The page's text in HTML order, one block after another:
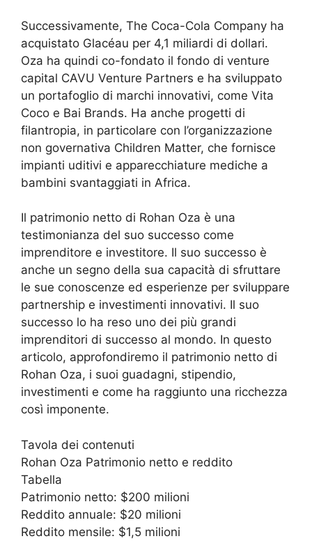
Successivamente, The Coca-Cola Company ha
acquistato Glacéau per 4,1 miliardi di dollari.
Oza ha quindi co-fondato il fondo di venture
capital CAVU Venture Partners e ha sviluppato
un portafoglio di marchi innovativi, come Vita
Coco e Bai Brands. Ha anche progetti di
filantropia, in particolare con l’organizzazione
non governativa Children Matter, che fornisce
impianti uditivi e apparecchiature mediche a
bambini svantaggiati in Africa.
Il patrimonio netto di Rohan Oza è una
testimonianza del suo successo come
imprenditore e investitore. Il suo successo è
anche un segno della sua capacità di sfruttare
le sue conoscenze ed esperienze per sviluppare
partnership e investimenti innovativi. Il suo
successo lo ha reso uno dei più grandi
imprenditori di successo al mondo. In questo
articolo, approfondiremo il patrimonio netto di
Rohan Oza, i suoi guadagni, stipendio,
investimenti e come ha raggiunto una ricchezza
così imponente.
Tavola dei contenuti
Rohan Oza Patrimonio netto e reddito
Tabella
Patrimonio netto: $200 milioni
Reddito annuale: $20 milioni
Reddito mensile: $1,5 milioni